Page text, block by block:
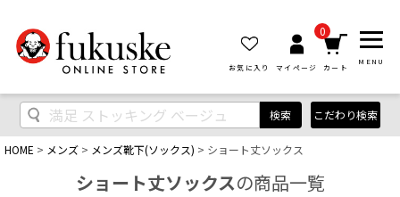
お気に入り マイページ
0
カート
MENU
検索 こだわり検索
HOME メンズ メンズ靴下(ソックス) ショート丈ソックス
ショート丈ソックスの商品一覧